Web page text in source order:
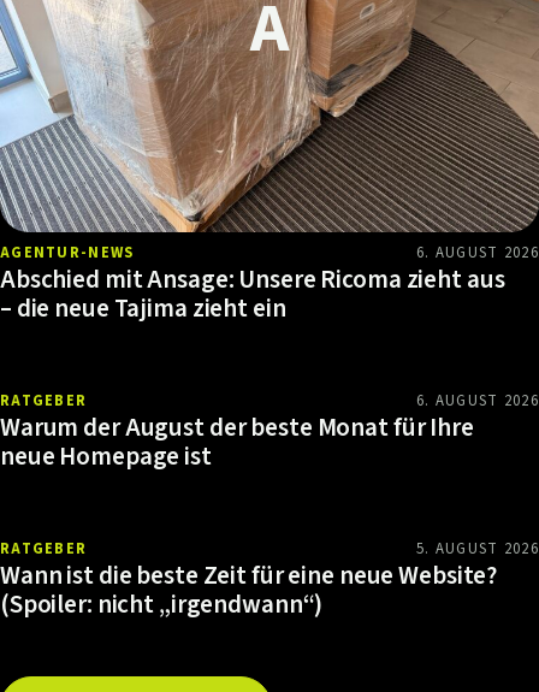
AGENTUR-NEWS 6. AUGUST 2026
Abschied mit Ansage: Unsere Ricoma zieht aus
– die neue Tajima zieht ein
RATGEBER 6. AUGUST 2026
Warum der August der beste Monat für Ihre
neue Homepage ist
RATGEBER 5. AUGUST 2026
Wann ist die beste Zeit für eine neue Website?
(Spoiler: nicht „irgendwann“)